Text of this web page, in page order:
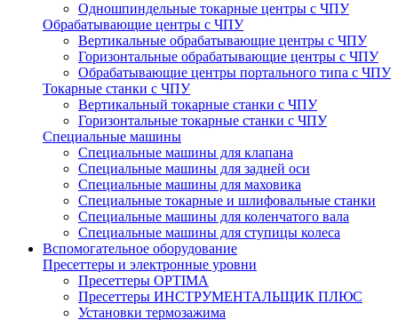
Одношпиндельные токарные центры с ЧПУ
Обрабатывающие центры с ЧПУ
Вертикальные обрабатывающие центры с ЧПУ
Горизонтальные обрабатывающие центры с ЧПУ
Обрабатывающие центры портального типа с ЧПУ
Токарные станки с ЧПУ
Вертикальный токарные станки с ЧПУ
Горизонтальные токарные станки с ЧПУ
Специальные машины
Специальные машины для клапана
Специальные машины для задней оси
Специальные машины для маховика
Специальные токарные и шлифовальные станки
Специальные машины для коленчатого вала
Специальные машины для ступицы колеса
Вспомогательное оборудование
Пресеттеры и электронные уровни
Пресеттеры OPTIMA
Пресеттеры ИНСТРУМЕНТАЛЬЩИК ПЛЮС
Установки термозажима